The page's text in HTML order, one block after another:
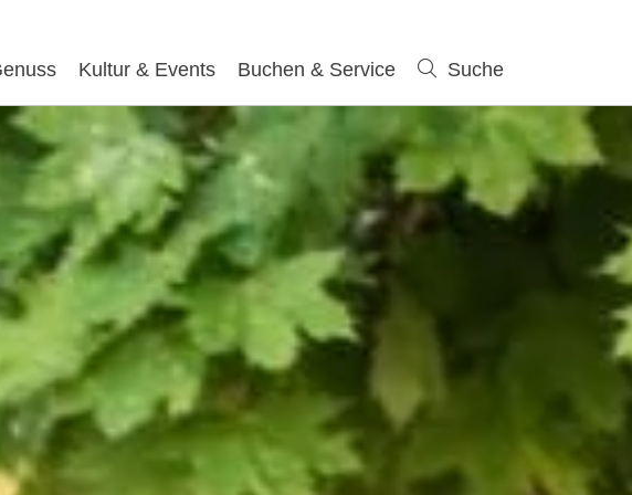
Suche
Kultur & Events Buchen & Service Suche